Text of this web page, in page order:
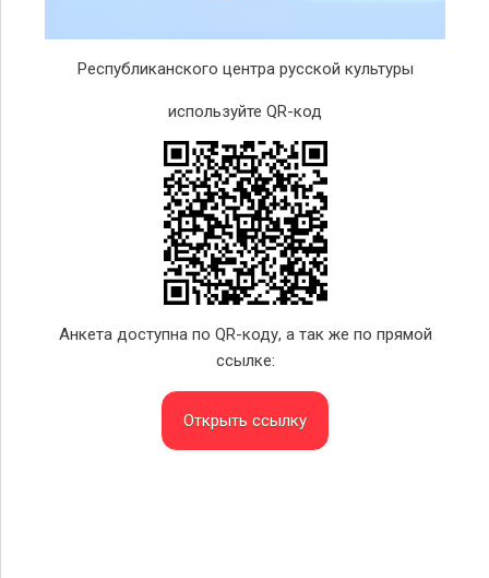
Республиканского центра русской культуры
используйте QR-код
Анкета доступна по QR-коду, а так же по прямой
ссылке:
Открыть ссылку